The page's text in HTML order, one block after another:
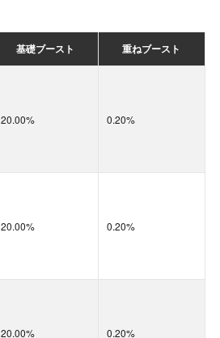
基礎ブースト 重ねブースト
基礎ブースト 重ねブースト
基礎ブースト 重ねブースト
20.00% 0.20%
20.00% 0.20%
20.00% 0.20%